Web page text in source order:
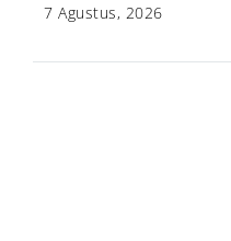
7 Agustus, 2026